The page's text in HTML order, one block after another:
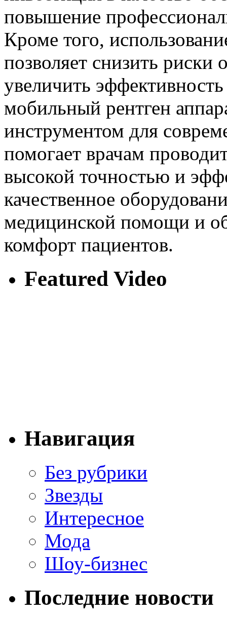
повышение
Кроме того,
позволяет снизить
увеличить
мобильный рентген
инструментом для
помогает врачам
высокой точностью и
качественное
медицинской помощи и
комфорт пациентов.
Featured Video
Навигация
Без рубрики
Звезды
Интересное
Мода
Шоу-бизнес
Последние новости